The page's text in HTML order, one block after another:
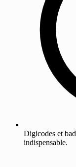
Digicodes et
indispensable.